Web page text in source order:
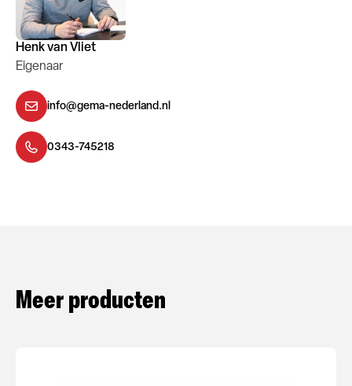
Henk van Vliet
Eigenaar
info@gema-nederland.nl
0343-745218
Meer producten